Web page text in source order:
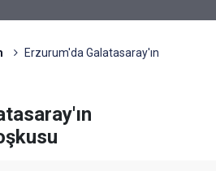
Erzurum'da Galatasaray'ın